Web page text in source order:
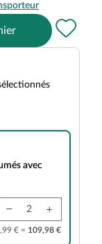
avec
€ = 109,98 €